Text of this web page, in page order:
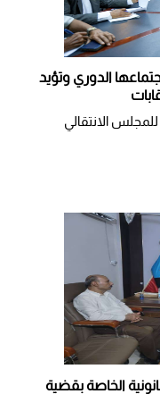
الدوري وتؤيد
للمجلس الانتقالي
الخاصة بقضية